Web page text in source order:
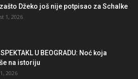
Džeko još nije potpisao za Schalke
1, 2026
SPEKTAKL U BEOGRADU: Noć koja
na istoriju
2026